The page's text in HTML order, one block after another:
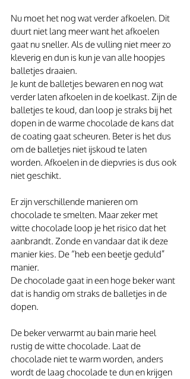
Nu moet het nog wat verder afkoelen. Dit
duurt niet lang meer want het afkoelen
gaat nu sneller. Als de vulling niet meer zo
kleverig en dun is kun je van alle hoopjes
balletjes draaien.
Je kunt de balletjes bewaren en nog wat
verder laten afkoelen in de koelkast. Zijn de
balletjes te koud, dan loop je straks bij het
dopen in de warme chocolade de kans dat
de coating gaat scheuren. Beter is het dus
om de balletjes niet ijskoud te laten
worden. Afkoelen in de diepvries is dus ook
niet geschikt.
Er zijn verschillende manieren om
chocolade te smelten. Maar zeker met
witte chocolade loop je het risico dat het
aanbrandt. Zonde en vandaar dat ik deze
manier kies. De “heb een beetje geduld”
manier.
De chocolade gaat in een hoge beker want
dat is handig om straks de balletjes in de
dopen.
De beker verwarmt au bain marie heel
rustig de witte chocolade. Laat de
chocolade niet te warm worden, anders
wordt de laag chocolade te dun en krijgen